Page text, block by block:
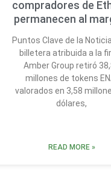
compradores de
permanecen al
Puntos Clave de la
billetera atribuida a la
Amber Group retiró
millones de tokens
valorados en 3,58
dólares,
READ MORE »